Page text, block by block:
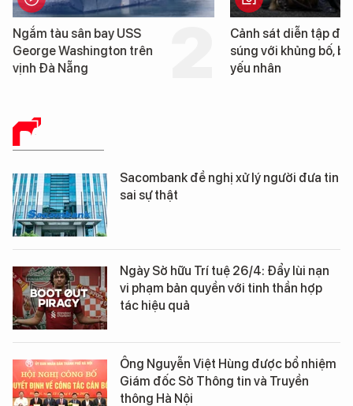
tàu sân bay USS
Washington trên
Nẵng
Cảnh sát diễn tập đấu
súng với khủng bố, bảo vệ
yếu nhân
BÁO CHÍ SỐ
Sacombank đề nghị xử lý người đưa tin
sai sự thật
Ngày Sở hữu Trí tuệ 26/4: Đẩy lùi nạn
vi phạm bản quyền với tinh thần hợp
tác hiệu quả
Ông Nguyễn Việt Hùng được bổ nhiệm
Giám đốc Sở Thông tin và Truyền
thông Hà Nội